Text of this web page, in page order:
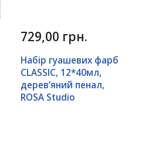
729,00 грн.
Набір гуашевих фарб
CLASSIC, 12*40мл,
дерев’яний пенал,
ROSA Studio